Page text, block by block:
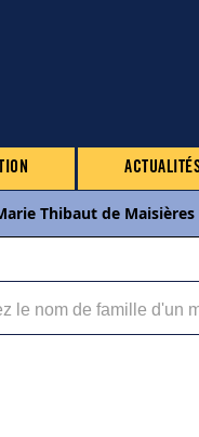
Thibaut de Maisières